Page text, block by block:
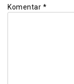
Komentar *